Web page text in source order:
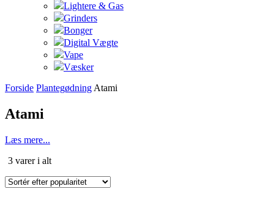
Lightere & Gas
Grinders
Bonger
Digital Vægte
Vape
Væsker
Forside Plantegødning Atami
Atami
Læs mere...
3 varer i altSorteret
popularitet